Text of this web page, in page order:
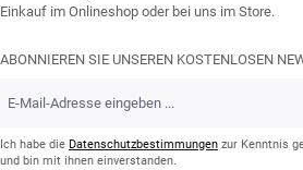
Einkauf im Onlineshop oder bei uns im Store.
ABONNIEREN SIE UNSEREN KOSTENLOSEN
Mail-
*Ich habe die Datenschutzbestimmungen zur Kenntnis
und bin mit ihnen einverstanden.